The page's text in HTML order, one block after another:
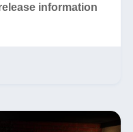
information